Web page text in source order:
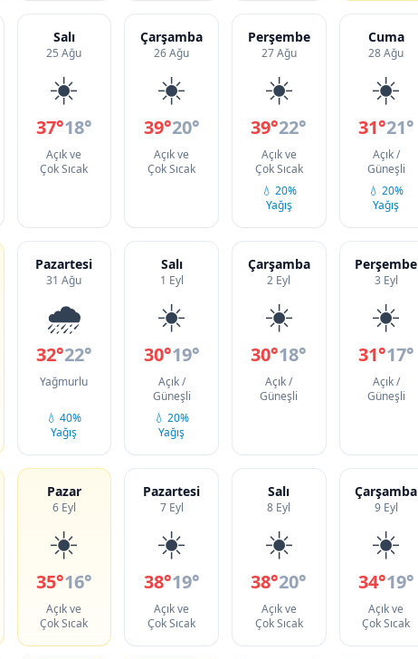
Salı
25 Ağu
☀️
37°18°
Açık ve
Çok Sıcak
Çarşamba
26 Ağu
☀️
39°20°
Açık ve
Çok Sıcak
Perşembe
27 Ağu
☀️
39°22°
Açık ve
Çok Sıcak
💧 20%
Yağış
Cuma
28 Ağu
☀️
31°21°
Açık /
Güneşli
💧 20%
Yağış
Pazartesi
31 Ağu
🌧️
32°22°
Yağmurlu
💧 40%
Yağış
Salı
1 Eyl
☀️
30°19°
Açık /
Güneşli
💧 20%
Yağış
Çarşamba
2 Eyl
☀️
30°18°
Açık /
Güneşli
Perşembe
3 Eyl
☀️
31°17°
Açık /
Güneşli
Pazar
6 Eyl
☀️
35°16°
Açık ve
Çok Sıcak
Pazartesi
7 Eyl
☀️
38°19°
Açık ve
Çok Sıcak
Salı
8 Eyl
☀️
38°20°
Açık ve
Çok Sıcak
Çarşamba
9 Eyl
☀️
34°19°
Açık ve
Çok Sıcak